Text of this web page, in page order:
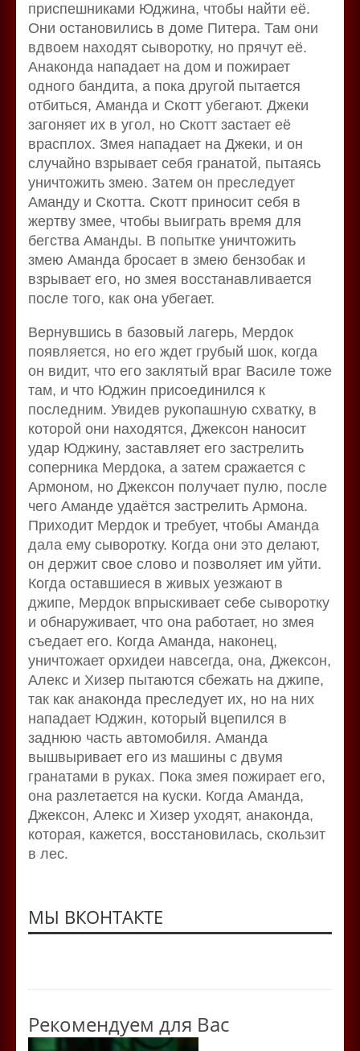
приспешниками Юджина, чтобы найти её.
Они остановились в доме Питера. Там они
вдвоем находят сыворотку, но прячут её.
Анаконда нападает на дом и пожирает
одного бандита, а пока другой пытается
отбиться, Аманда и Скотт убегают. Джеки
загоняет их в угол, но Скотт застает её
врасплох. Змея нападает на Джеки, и он
случайно взрывает себя гранатой, пытаясь
уничтожить змею. Затем он преследует
Аманду и Скотта. Скотт приносит себя в
жертву змее, чтобы выиграть время для
бегства Аманды. В попытке уничтожить
змею Аманда бросает в змею бензобак и
взрывает его, но змея восстанавливается
после того, как она убегает.
Вернувшись в базовый лагерь, Мердок
появляется, но его ждет грубый шок, когда
он видит, что его заклятый враг Василе тоже
там, и что Юджин присоединился к
последним. Увидев рукопашную схватку, в
которой они находятся, Джексон наносит
удар Юджину, заставляет его застрелить
соперника Мердока, а затем сражается с
Армоном, но Джексон получает пулю, после
чего Аманде удаётся застрелить Армона.
Приходит Мердок и требует, чтобы Аманда
дала ему сыворотку. Когда они это делают,
он держит свое слово и позволяет им уйти.
Когда оставшиеся в живых уезжают в
джипе, Мердок впрыскивает себе сыворотку
и обнаруживает, что она работает, но змея
съедает его. Когда Аманда, наконец,
уничтожает орхидеи навсегда, она, Джексон,
Алекс и Хизер пытаются сбежать на джипе,
так как анаконда преследует их, но на них
нападает Юджин, который вцепился в
заднюю часть автомобиля. Аманда
вышвыривает его из машины с двумя
гранатами в руках. Пока змея пожирает его,
она разлетается на куски. Когда Аманда,
Джексон, Алекс и Хизер уходят, анаконда,
которая, кажется, восстановилась, скользит
в лес.
МЫ ВКОНТАКТЕ
Рекомендуем для Вас